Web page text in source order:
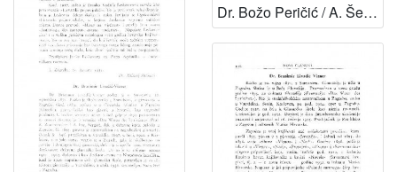
Dr. Božo Peričić / A. Šercer